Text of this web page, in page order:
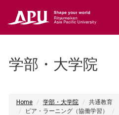
学部・大学院
Home 学部・大学院
共通教育
ピア・ラーニング（協働学習）